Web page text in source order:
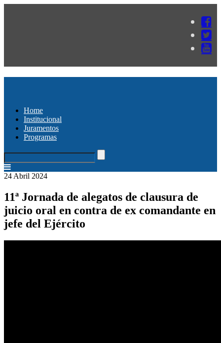
Home
Institucional
Juramentos
Programas
24 Abril 2024
11ª Jornada de alegatos de clausura de
juicio oral en contra de ex comandante en
jefe del Ejército